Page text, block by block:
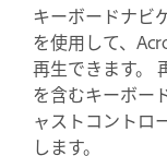
キーボードナビ
を使用して、
再生できます。
を含むキーボー
ャストコントロ
します。